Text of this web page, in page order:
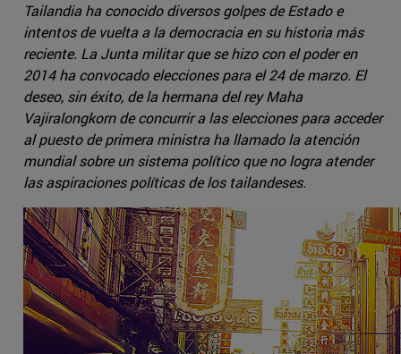
Tailandia ha conocido diversos golpes de Estado e
intentos de vuelta a la democracia en su historia más
reciente. La Junta militar que se hizo con el poder en
2014 ha convocado elecciones para el 24 de marzo. El
deseo, sin éxito, de la hermana del rey Maha
Vajiralongkorn de concurrir a las elecciones para acceder
al puesto de primera ministra ha llamado la atención
mundial sobre un sistema político que no logra atender
las aspiraciones políticas de los tailandeses.